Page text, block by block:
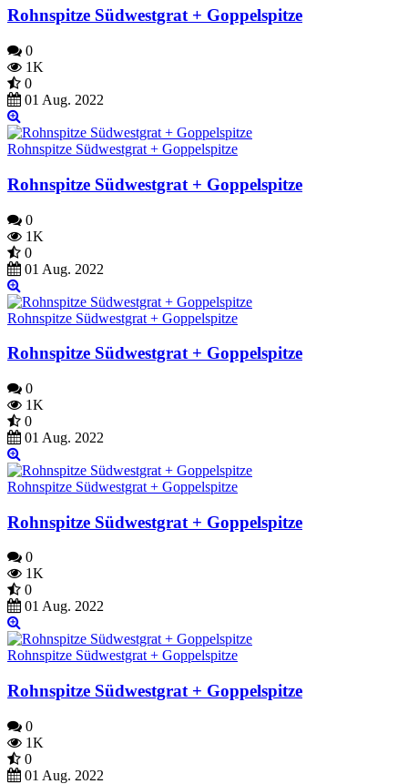
Rohnspitze Südwestgrat + Goppelspitze
0
1K
0
01 Aug. 2022
Rohnspitze Südwestgrat + Goppelspitze
Rohnspitze Südwestgrat + Goppelspitze
0
1K
0
01 Aug. 2022
Rohnspitze Südwestgrat + Goppelspitze
Rohnspitze Südwestgrat + Goppelspitze
0
1K
0
01 Aug. 2022
Rohnspitze Südwestgrat + Goppelspitze
Rohnspitze Südwestgrat + Goppelspitze
0
1K
0
01 Aug. 2022
Rohnspitze Südwestgrat + Goppelspitze
Rohnspitze Südwestgrat + Goppelspitze
0
1K
0
01 Aug. 2022